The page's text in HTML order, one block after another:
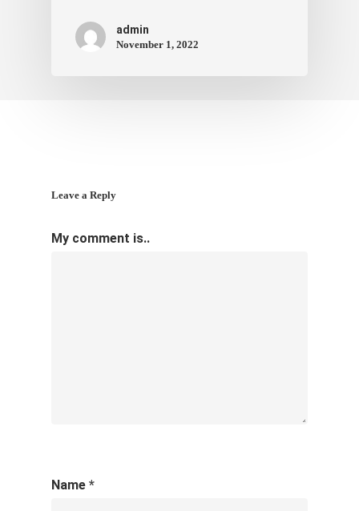
admin
November 1, 2022
Leave a Reply
My comment is..
Name *